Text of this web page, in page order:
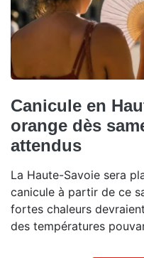
Canicule en
orange dès
attendus
La Haute-Savoie sera
canicule à partir de ce
fortes chaleurs
des températures